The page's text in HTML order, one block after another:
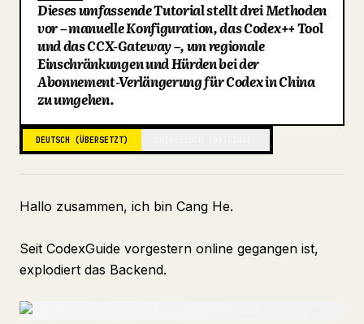
Blog
Updates
Dieses umfassende Tutorial stellt drei Methoden
vor – manuelle Konfiguration, das Codex++ Tool
und das CCX-Gateway –, um regionale
Einschränkungen und Hürden bei der
Abonnement-Verlängerung für Codex in China
zu umgehen.
DEUTSCH (ÜBERSETZT)
Hallo zusammen, ich bin Cang He.
Seit CodexGuide vorgestern online gegangen ist,
explodiert das Backend.